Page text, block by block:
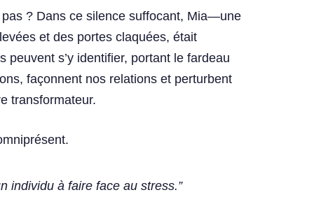
pas ? Dans ce silence suffocant, Mia—une
et des portes claquées, était
s’y identifier, portant le fardeau
façonnent nos relations et perturbent
transformateur.
individu à faire face au stress.”